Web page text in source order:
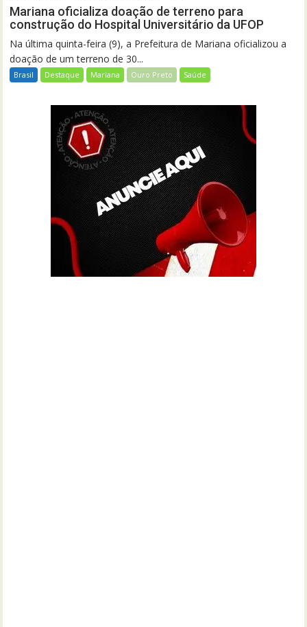
Mariana oficializa doação de terreno para
construção do Hospital Universitário da UFOP
Na última quinta-feira (9), a Prefeitura de Mariana oficializou a
doação de um terreno de 30...
Brasil Destaque Mariana Ouro Preto Saúde